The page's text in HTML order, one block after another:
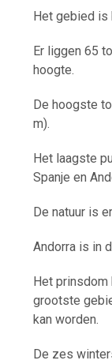
Het gebied is
Er liggen 65
hoogte.
De hoogste
m).
Het laagste
Spanje en
De natuur is
Andorra is in
Het
grootste
kan worden.
De zes